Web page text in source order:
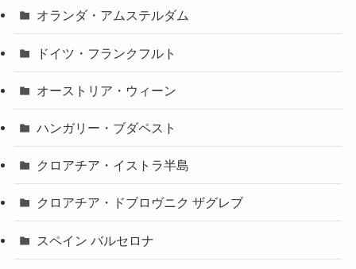
オランダ・アムステルダム
ドイツ・フランクフルト
オーストリア・ウィーン
ハンガリー・ブダペスト
クロアチア・イストラ半島
クロアチア・ドブロヴニク ザグレブ
スペイン バルセロナ